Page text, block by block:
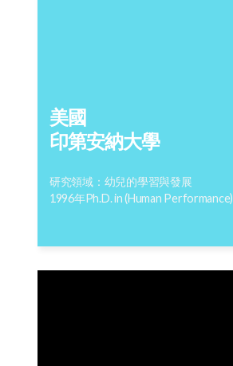
美國
印第安納大學
研究領域：幼兒的學習與發展
1996年Ph.D. in (Human Performance)